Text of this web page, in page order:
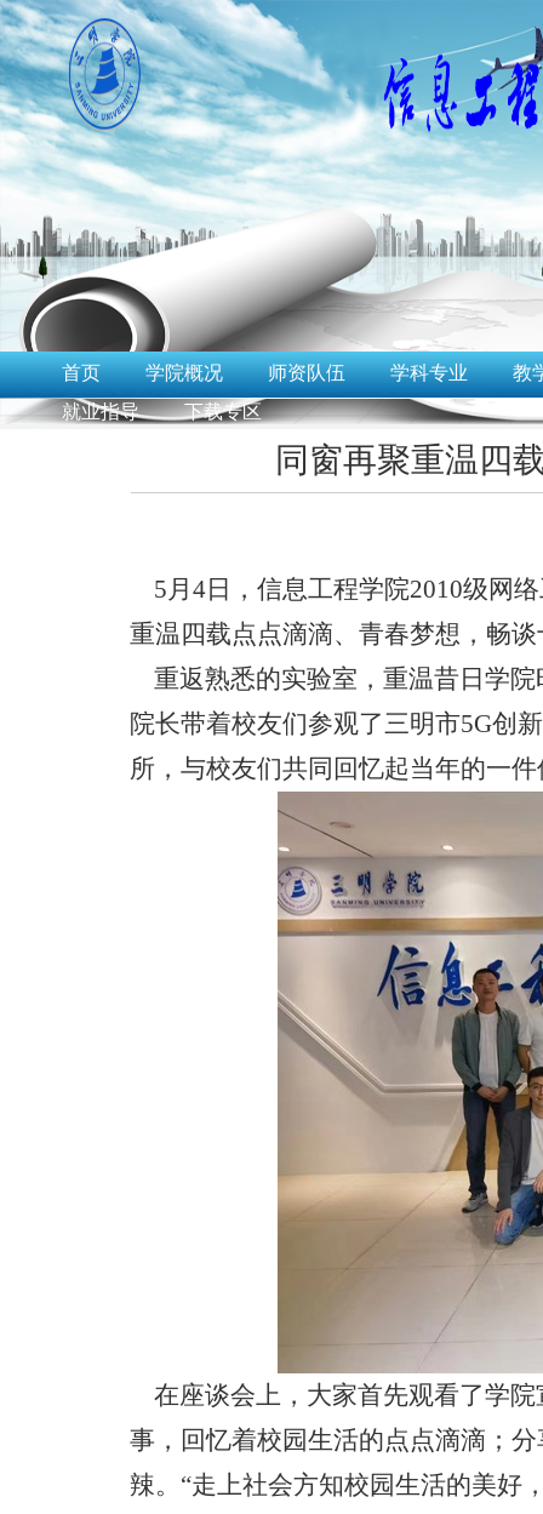
首页 学院概况 师资队伍 学科专业
教
就业指导
下载专区
同窗再聚重温四
5月4日，信息工程学院2010级网
重温四载点点滴滴、青春梦想，畅
重返熟悉的实验室，重温昔日学
院长带着校友们参观了三明市5G创
所，与校友们共同回忆起当年的一
在座谈会上，大家首先观看了学
事，回忆着校园生活的点点滴滴；
辣。 “走上社会方知校园生活的美好